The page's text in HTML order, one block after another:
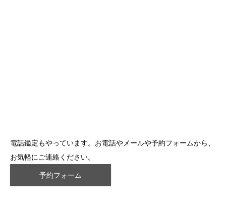
電話鑑定もやっています。お電話やメールや予約フォームから、
お気軽にご連絡ください。
予約フォーム